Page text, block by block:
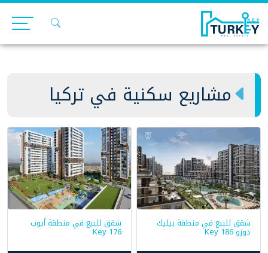
Skip
content
مشاريع سكنية في تركيا
شقق للبيع في منطقة بيليك
دوزو Key 186
شقق للبيع في منطقة أيوب
Key 176